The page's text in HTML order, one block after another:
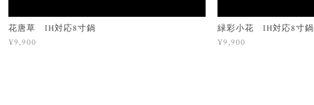
花唐草 IH対応8寸鍋
¥9,900
緑彩小花 IH対応8寸鍋
¥9,900